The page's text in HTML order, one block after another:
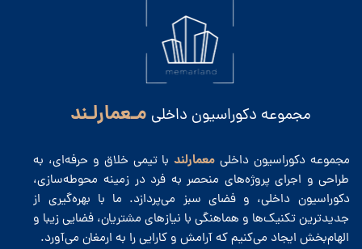
مجموعه دکوراسیون داخلی مـعمارلـند
مجموعه دکوراسیون داخلی معمارلندبا تیمی خلاق و حرفه‌ای، به
طراحی و اجرای پروژه‌های منحصر به فرد در زمینه محوطه‌سازی،
دکوراسیون داخلی، و فضای سبز می‌پردازد. ما با بهره‌گیری از
جدیدترین تکنیک‌ها و هماهنگی با نیازهای مشتریان، فضایی زیبا و
الهام‌بخش ایجاد می‌کنیم که آرامش و کارایی را به ارمغان می‌آورد.